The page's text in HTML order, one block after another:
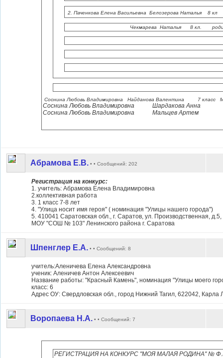
2. Паченкова Елена Васильевна Белозерова Наталья 8
Чекмарева Наталья 8 кл.
Соснина Любовь Владимировна Найданова Валентина 7 класс
Соснина Любовь Владимировна Шардакова Анна 7
Соснина Любовь Владимировна Мальцев Артем 7
Абрамова Е.В. • • Сообщений: 202
Регистрация на конкурс:
1. учитель: Абрамова Елена Владимировна
2.коллективная работа
3. 1 класс 7-8 лет
4. "Улица носит имя героя" ( номинация "Улицы нашего города")
5. 410041 Саратовская обл., г. Саратов, ул. Производственная, д.5,
МОУ "СОШ № 103" Ленинского района г. Саратова
Шпенглер Е.А. • • Сообщений: 8
учитель:Аленичева Елена Александровна
ученик: Аленичев Антон Алексеевич
Название работы: "Красный Камень", номинация "Улицы моего
класс: 6
Адрес ОУ: Свердловская обл., город Нижний Тагил, 622042,
Воропаева Н.А. • • Сообщений: 7
РЕГИСТРАЦИЯ НА КОНКУРС "МОЯ МАЛАЯ РОДИНА" №